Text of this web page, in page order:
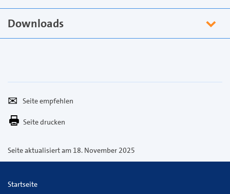
Downloads
empfehlen
Per
E-
versenden
Seite drucken
Seite aktualisiert am 18. November 2025
Startseite